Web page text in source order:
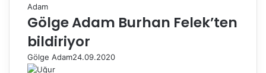
Gölge Adam Burhan Felek’ten
bildiriyor
Gölge Adam24.09.2020